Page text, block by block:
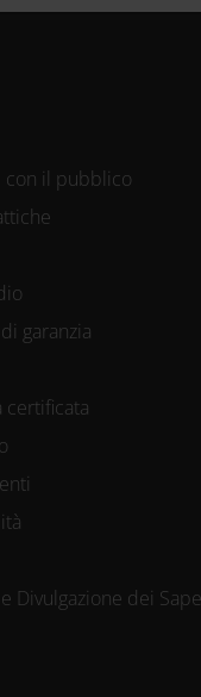
con il pubblico
garanzia
certificata
Divulgazione dei